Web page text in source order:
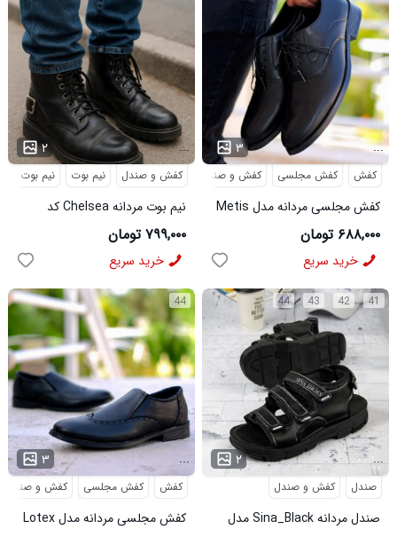
۲ ...
کفش و صندل نیم بوت نیم بوت
نیم بوت مردانه Chelsea کد
6413
۷۹۹,۰۰۰ تومان
خرید سریع
۳ ...
کفش کفش مجلسی کفش و صندل
کفش مجلسی مردانه مدل Metis
کد 6328
۶۸۸,۰۰۰ تومان
خرید سریع
44
۳ ...
کفش کفش مجلسی کفش و صندل
کفش مجلسی مردانه مدل Lotex
41
42
43
44
۲ ...
صندل کفش و صندل
صندل مردانه Sina_Black مدل